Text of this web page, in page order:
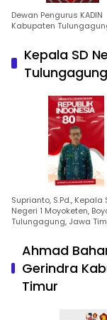
Dewan Pengurus KADIN
Kabupaten
Kepala SD
Tulungagung
Suprianto, S.Pd., Kepala
Negeri 1 Moyoketen,
Tulungagung, Jawa
Ahmad
Gerindra
Timur